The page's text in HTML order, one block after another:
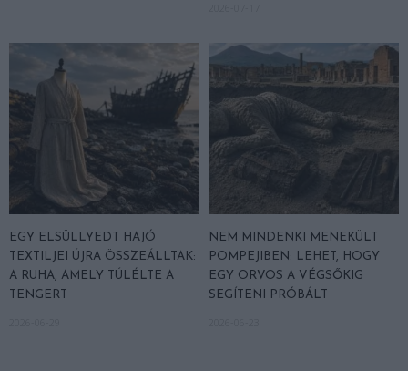
EGY ELSÜLLYEDT HAJÓ
TEXTILJEI ÚJRA ÖSSZEÁLLTAK:
A RUHA, AMELY TÚLÉLTE A
TENGERT
NEM MINDENKI MENEKÜLT
POMPEJIBEN: LEHET, HOGY
EGY ORVOS A VÉGSŐKIG
SEGÍTENI PRÓBÁLT